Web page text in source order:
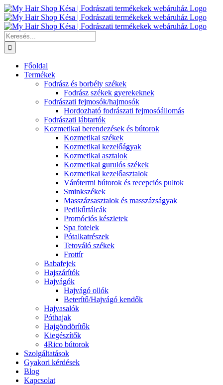
Kihagyás
Keresés...
Főoldal
Termékek
Fodrász és borbély székek
Fodrász székek gyerekeknek
Fodrászati fejmosók/hajmosók
Hordozható fodrászati fejmosóállomás
Fodrászati lábtartók
Kozmetikai berendezések és bútorok
Kozmetikai székek
Kozmetikai kezelőágyak
Kozmetikai asztalok
Kozmetikai gurulós székek
Kozmetikai kezelőasztalok
Várótermi bútorok és recepciós pultok
Sminkszékek
Masszázsasztalok és masszázságyak
Pedikűrtálcák
Promóciós készletek
Spa fotelek
Pótalkatrészek
Tetováló székek
Frottír
Babafejek
Hajszárítók
Hajvágók
Hajvágó ollók
Beterítő/Hajvágó kendők
Hajvasalók
Póthajak
Hajgöndörítők
Kiegészítők
4Rico bútorok
Szolgáltatások
Gyakori kérdések
Blog
Kapcsolat